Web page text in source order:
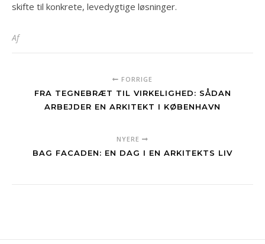
skifte til konkrete, levedygtige løsninger.
Af
FORRIGE
FRA TEGNEBRÆT TIL VIRKELIGHED: SÅDAN
ARBEJDER EN ARKITEKT I KØBENHAVN
NYERE
BAG FACADEN: EN DAG I EN ARKITEKTS LIV